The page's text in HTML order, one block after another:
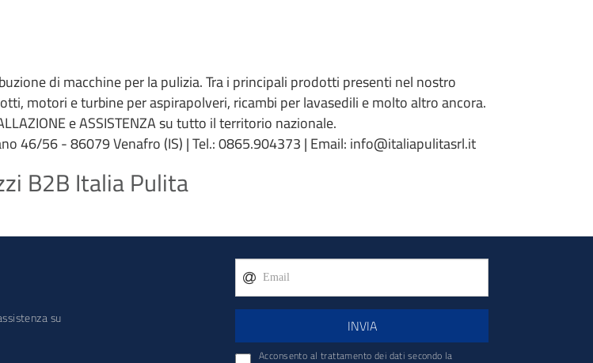
di macchine per la pulizia. Tra i principali prodotti presenti nel nostro
motori e turbine per aspirapolveri, ricambi per lavasedili e molto altro ancora.
e ASSISTENZA su tutto il territorio nazionale.
46/56 - 86079 Venafro (IS) | Tel.: 0865.904373 | Email: info@italiapulitasrl.it
B2B Italia Pulita
su
INVIA
Acconsento al trattamento dei dati secondo la